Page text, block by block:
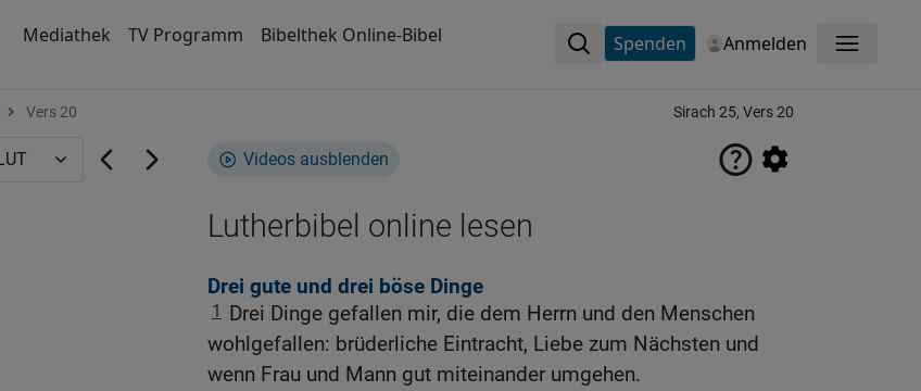
Mediathek TV Programm Bibelthek Online-Bibel Spenden Anmelden Menü
Vers 20 Sirach 25, Vers 20
Videos ausblenden
Lutherbibel online lesen
Drei gute und drei böse Dinge
1
Drei Dinge gefallen mir, die dem Herrn und den Menschen
wohlgefallen: brüderliche Eintracht, Liebe zum Nächsten und
wenn Frau und Mann gut miteinander umgehen.